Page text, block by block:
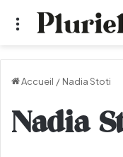
Menu
Accueil / Nadia Stoti
Nadia